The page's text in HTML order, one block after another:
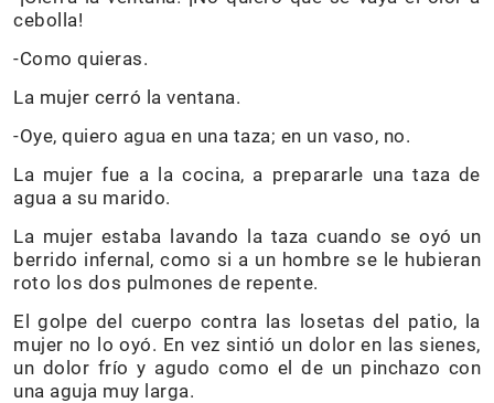
cebolla!
-Como quieras.
La mujer cerró la ventana.
-Oye, quiero agua en una taza; en un vaso, no.
La mujer fue a la cocina, a prepararle una taza de
agua a su marido.
La mujer estaba lavando la taza cuando se oyó un
berrido infernal, como si a un hombre se le hubieran
roto los dos pulmones de repente.
El golpe del cuerpo contra las losetas del patio, la
mujer no lo oyó. En vez sintió un dolor en las sienes,
un dolor frío y agudo como el de un pinchazo con
una aguja muy larga.